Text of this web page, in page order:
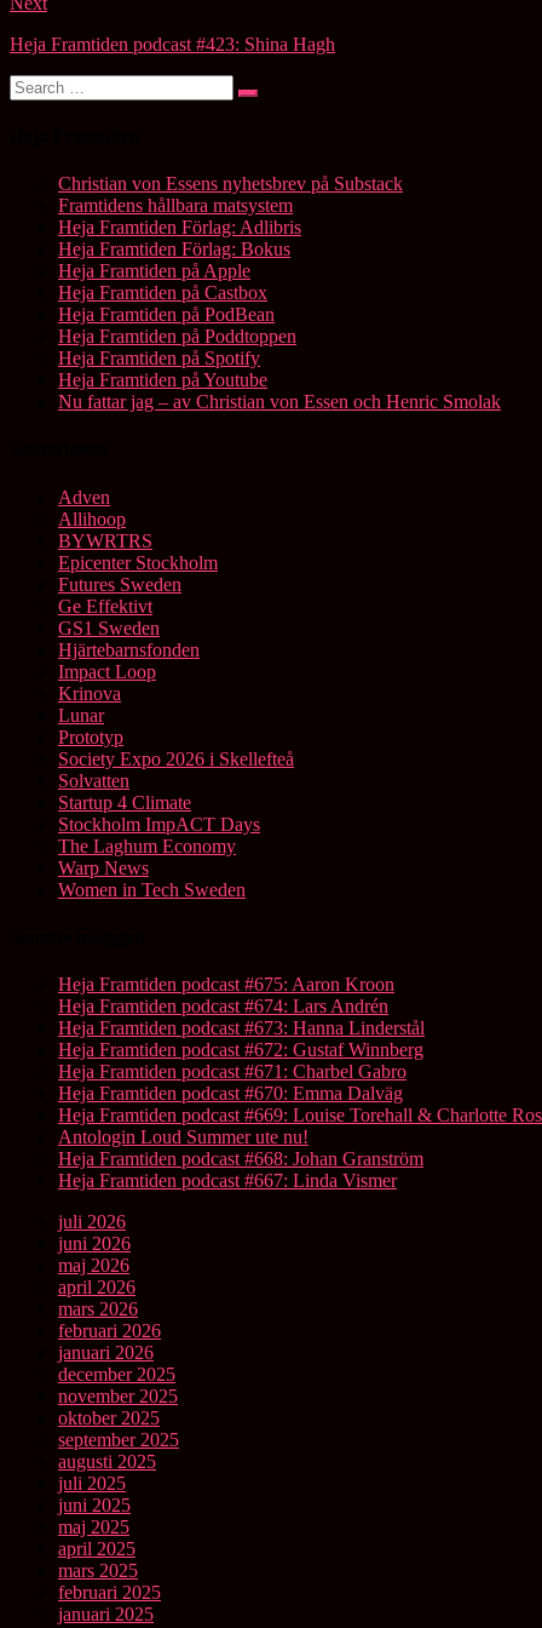
Heja Framtiden podcast #423: Shina Hagh
Search
for:
Search
Christian von Essens nyhetsbrev på Substack
Framtidens hållbara matsystem
Heja Framtiden Förlag: Adlibris
Heja Framtiden Förlag: Bokus
Heja Framtiden på Apple
Heja Framtiden på Castbox
Heja Framtiden på PodBean
Heja Framtiden på Poddtoppen
Heja Framtiden på Spotify
Heja Framtiden på Youtube
Nu fattar jag – av Christian von Essen och Henric Smolak
Adven
Allihoop
BYWRTRS
Epicenter Stockholm
Futures Sweden
Ge Effektivt
GS1 Sweden
Hjärtebarnsfonden
Impact Loop
Krinova
Lunar
Prototyp
Society Expo 2026 i Skellefteå
Solvatten
Startup 4 Climate
Stockholm ImpACT Days
The Laghum Economy
Warp News
Women in Tech Sweden
Heja Framtiden podcast #675: Aaron Kroon
Heja Framtiden podcast #674: Lars Andrén
Heja Framtiden podcast #673: Hanna Linderstål
Heja Framtiden podcast #672: Gustaf Winnberg
Heja Framtiden podcast #671: Charbel Gabro
Heja Framtiden podcast #670: Emma Dalväg
Heja Framtiden podcast #669: Louise Torehall & Charlotte
Antologin Loud Summer ute nu!
Heja Framtiden podcast #668: Johan Granström
Heja Framtiden podcast #667: Linda Vismer
juli 2026
juni 2026
maj 2026
april 2026
mars 2026
februari 2026
januari 2026
december 2025
november 2025
oktober 2025
september 2025
augusti 2025
juli 2025
juni 2025
maj 2025
april 2025
mars 2025
februari 2025
januari 2025